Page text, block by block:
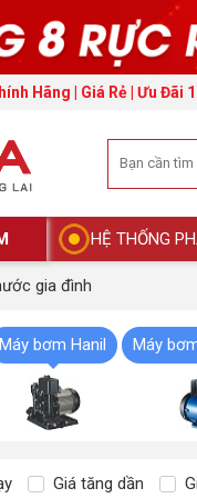
Hãng | Giá Rẻ | Ưu Đãi
HỆ THỐNG
gia đình
Máy bơm Hanil Máy
Giá tăng dần